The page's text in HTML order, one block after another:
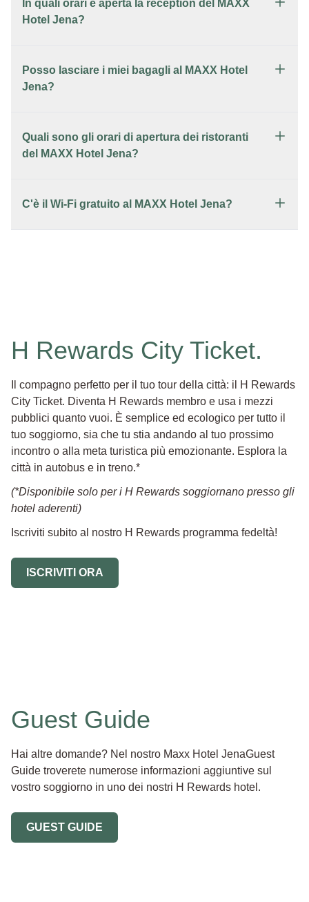
In quali orari è aperta la reception del MAXX
Hotel Jena?
Posso lasciare i miei bagagli al MAXX Hotel
Jena?
Quali sono gli orari di apertura dei ristoranti
del MAXX Hotel Jena?
C'è il Wi-Fi gratuito al MAXX Hotel Jena?
H Rewards City Ticket.
Il compagno perfetto per il tuo tour della città: il H Rewards
City Ticket. Diventa H Rewards membro e usa i mezzi
pubblici quanto vuoi. È semplice ed ecologico per tutto il
tuo soggiorno, sia che tu stia andando al tuo prossimo
incontro o alla meta turistica più emozionante. Esplora la
città in autobus e in treno.*
(*Disponibile solo per i H Rewards soggiornano presso gli
hotel aderenti)
Iscriviti subito al nostro H Rewards programma fedeltà!
ISCRIVITI ORA
Guest Guide
Hai altre domande? Nel nostro Maxx Hotel JenaGuest
Guide troverete numerose informazioni aggiuntive sul
vostro soggiorno in uno dei nostri H Rewards hotel.
GUEST GUIDE